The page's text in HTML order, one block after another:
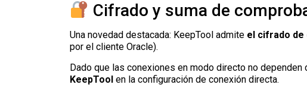
Cifrado y suma de
Una novedad destacada: KeepTool admite el cifrado de
por el cliente Oracle).
Dado que las conexiones en modo directo no dependen
KeepTool en la configuración de conexión directa.